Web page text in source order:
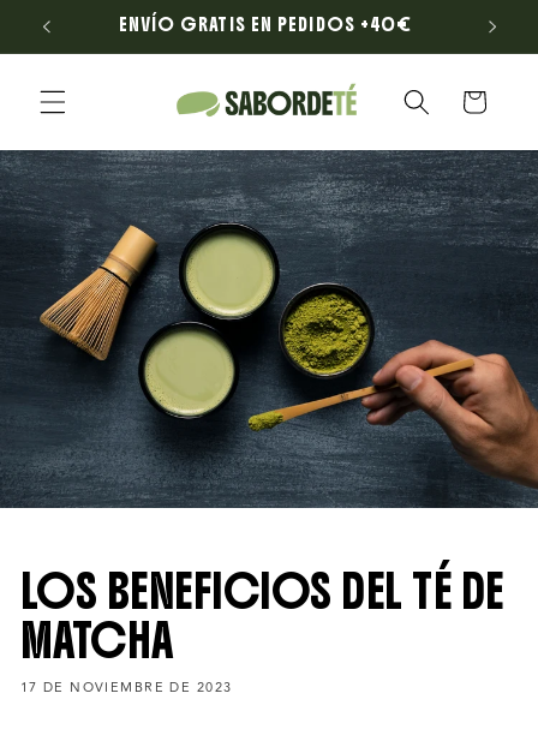
directamente
al contenido
ENVÍO GRATIS EN PEDIDOS +40€
Carrito
LOS BENEFICIOS DEL TÉ DE
MATCHA
17 DE NOVIEMBRE DE 2023